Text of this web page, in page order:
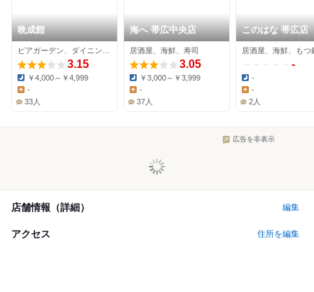
晩成館
3.15
Dinner:
￥4,000～￥4,999
Lunch:
-
33人
海へ 帯広中央店
居酒屋、海鮮、寿司
3.05
Dinner:
￥3,000～￥3,999
Lunch:
-
37人
このはな 帯広店
居酒屋、海鮮、もつ
-
Dinner:
-
Lunch:
-
2人
広告を非表示
店舗情報（詳細） 編集
アクセス 住所を編集